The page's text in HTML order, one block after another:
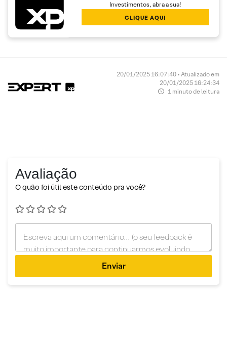
Investimentos, abra a sua!
CLIQUE AQUI
20/01/2025 16:07:40 • Atualizado em
20/01/2025 16:24:34
1 minuto de leitura
Avaliação
O quão foi útil este conteúdo pra você?
Enviar